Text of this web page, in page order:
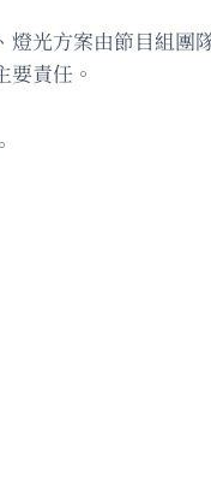
光方案由節目組團
責任。